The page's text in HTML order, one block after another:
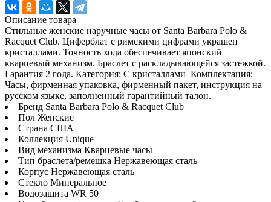
Описание товара
Стильные женские наручные часы от Santa Barbara Polo &
Racquet Club. Циферблат с римскими цифрами украшен
кристаллами. Точность хода обеспечивает японский
кварцевый механизм. Браслет с раскладывающейся застежкой.
Гарантия 2 года. Категория: С кристаллами Комплектация:
Часы, фирменная упаковка, фирменный пакет, инструкция на
русском языке, заполненный гарантийный талон.
Бренд Santa Barbara Polo & Racquet Club
Пол Женские
Страна США
Коллекция Unique
Вид механизма Кварцевые часы
Тип браслета/ремешка Нержавеющая сталь
Корпус Нержавеющая сталь
Стекло Минеральное
Водозащита WR 50